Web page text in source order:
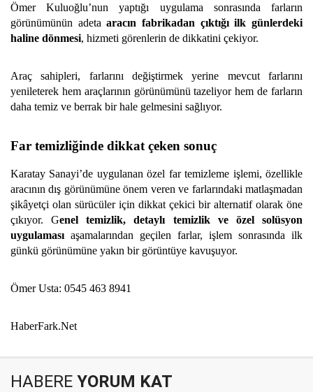
Ömer Kuluoğlu’nun yaptığı uygulama sonrasında farların
görünümünün adetaaracın fabrikadan çıktığı ilk günlerdeki
haline dönmesi, hizmeti görenlerin de dikkatini çekiyor.
Araç sahipleri, farlarını değiştirmek yerine mevcut farlarını
yenileterek hem araçlarının görünümünü tazeliyor hem de farların
daha temiz ve berrak bir hale gelmesini sağlıyor.
Far temizliğinde dikkat çeken sonuç
Karatay Sanayi’de uygulanan özel far temizleme işlemi, özellikle
aracının dış görünümüne önem veren ve farlarındaki matlaşmadan
şikâyetçi olan sürücüler için dikkat çekici bir alternatif olarak öne
çıkıyor. Genel temizlik, detaylı temizlik ve özel solüsyon
uygulaması aşamalarından geçilen farlar, işlem sonrasında ilk
günkü görünümüne yakın bir görüntüye kavuşuyor.
Ömer Usta: 0545 463 8941
HaberFark.Net
HABERE YORUM KAT